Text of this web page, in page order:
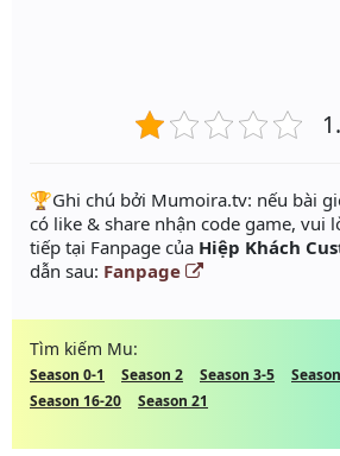
️🏆Ghi chú bởi Mumoira.tv: nếu bài
có like & share nhận code game, vui
tiếp tại Fanpage của Hiệp Khách
dẫn sau: Fanpage
Tìm kiếm Mu:
Season 0-1 Season 2 Season 3-5
Season 16-20
Season 21